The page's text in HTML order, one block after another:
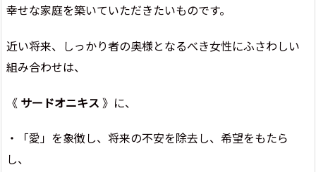
幸せな家庭を築いていただきたいものです。
近い将来、しっかり者の奥様となるべき女性にふさわしい
組み合わせは、
《 サードオニキス 》に、
・「愛」を象徴し、将来の不安を除去し、希望をもたら
し、